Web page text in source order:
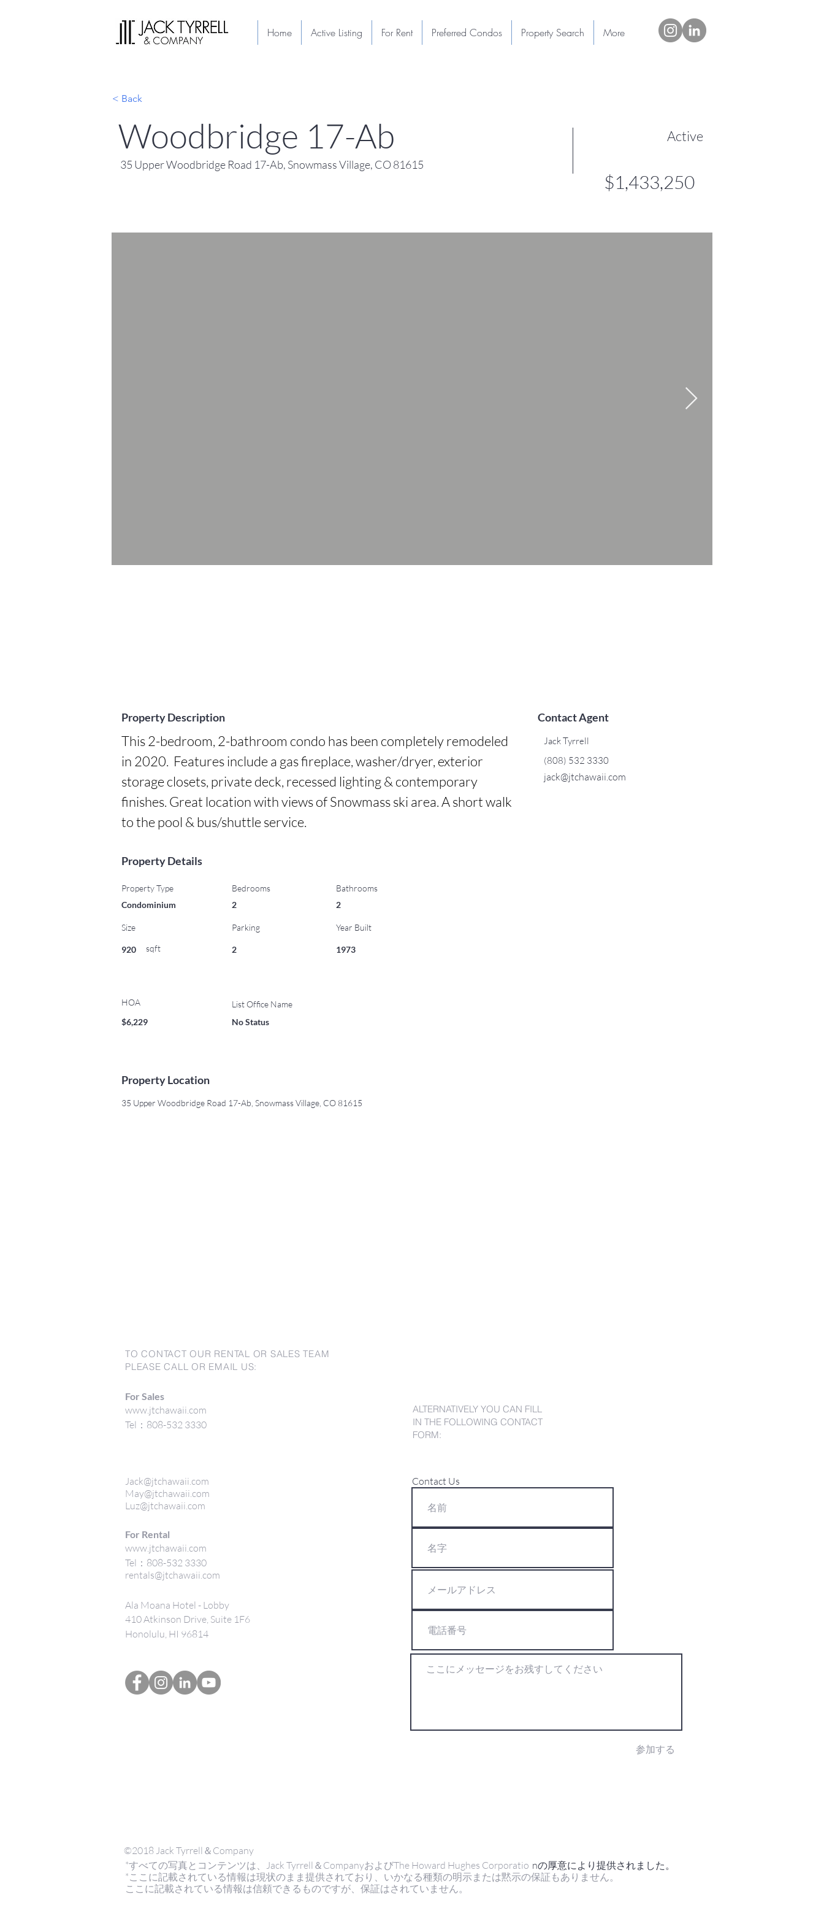
< Back
Woodbridge 17-Ab
35 Upper Woodbridge Road 17-Ab, Snowmass Village, CO 81615
Active
$1,433,250
Property Description
This 2-bedroom, 2-bathroom condo has been completely remodeled
in 2020.  Features include a gas fireplace, washer/dryer, exterior
storage closets, private deck, recessed lighting & contemporary
finishes. Great location with views of Snowmass ski area. A short walk
to the pool & bus/shuttle service.
Contact Agent
Jack Tyrrell
(808) 532 3330
jack@jtchawaii.com
Property Details
Property Type
Condominium
Size
920 sqft
HOA
$6,229
Bedrooms
2
Bathrooms
2
Parking Year Built
2 1973
List Office Name
No Status
Property Location
35 Upper Woodbridge Road 17-Ab, Snowmass Village, CO 81615
Home Active Listing For Rent Preferred Condos Property Search More
TO CONTACT OUR RENTAL OR SALES TEAM
PLEASE CALL OR EMAIL US:
For Sales
www.jtchawaii.com
Tel：808-532 3330
Jack@jtchawaii.com
May@jtchawaii.com
Luz@jtchawaii.com
For Rental
www.jtchawaii.com
Tel：808-532 3330
rentals@jtchawaii.com
Ala Moana Hotel - Lobby
410 Atkinson Drive, Suite 1F6
Honolulu, HI 96814
ALTERNATIVELY YOU CAN FILL
IN THE FOLLOWING CONTACT
FORM:
Contact Us
参加する
©2018 Jack Tyrrell＆Company
*すべての写真とコンテンツは、Jack Tyrrell＆CompanyおよびThe Howard Hughes Corporatio nの厚意により提供されました。
*ここに記載されている情報は現状のまま提供されており、いかなる種類の明示または黙示の保証もありません。
ここに記載されている情報は信頼できるものですが、保証はされていません。